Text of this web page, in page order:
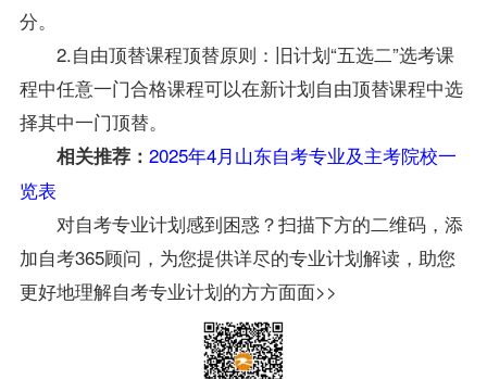
分。
2.自由顶替课程顶替原则：旧计划“五选二”选考课
程中任意一门合格课程可以在新计划自由顶替课程中选
择其中一门顶替。
相关推荐： 2025年4月山东自考专业及主考院校一
览表
对自考专业计划感到困惑？扫描下方的二维码，添
加自考365顾问，为您提供详尽的专业计划解读，助您
更好地理解自考专业计划的方方面面>>